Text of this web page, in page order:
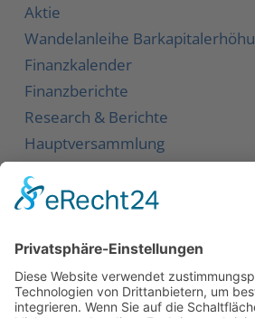
Aktie
Wandelanleihe
Finanzkalender
Finanzberichte
Research & Berichte
Hauptversammlung
Kontakt
Newsletter
Karriere